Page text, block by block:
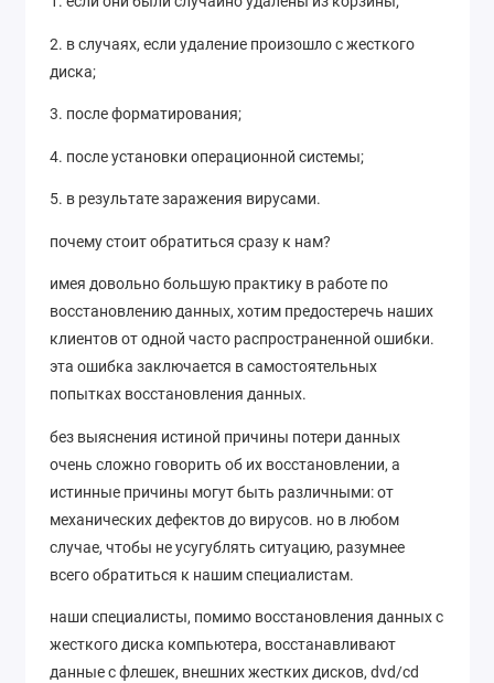
2. в случаях, если удаление произошло с жесткого
диска;
3. после форматирования;
4. после установки операционной системы;
5. в результате заражения вирусами.
почему стоит обратиться сразу к нам?
имея довольно большую практику в работе по
восстановлению данных, хотим предостеречь наших
клиентов от одной часто распространенной ошибки.
эта ошибка заключается в самостоятельных
попытках восстановления данных.
без выяснения истиной причины потери данных
очень сложно говорить об их восстановлении, а
истинные причины могут быть различными: от
механических дефектов до вирусов. но в любом
случае, чтобы не усугублять ситуацию, разумнее
всего обратиться к нашим специалистам.
наши специалисты, помимо восстановления данных с
жесткого диска компьютера, восстанавливают
данные с флешек, внешних жестких дисков, dvd/cd